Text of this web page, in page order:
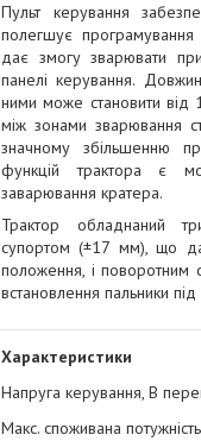
Пульт керування
полегшує програмування
дає змогу зварювати
панелі керування.
ними може становити від
між зонами зварювання
значному збільшенню
функцій трактора є
заварювання кратера.
Трактор обладнаний
супортом (±17 мм), що
положення, і поворотним
встановлення пальники
Характеристики
Напруга керування, В
Макс. споживана